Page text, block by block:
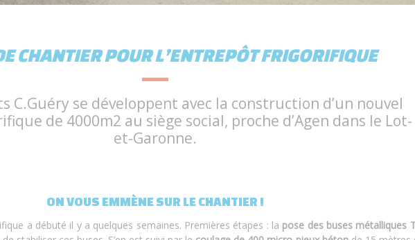
CHANTIER POUR L’ENTREPÔT FRIGORIFIQUE
C.Guéry se développent avec la construction d’un nouvel
de 4000m2 au siège social, proche d’Agen dans le Lot-
et-Garonne.
ON VOUS EMMÈNE SUR LE CHANTIER !
a débuté il y a quelques semaines. Premières étapes : la pose des buses métalliques